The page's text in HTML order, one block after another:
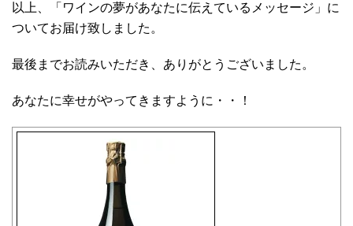
以上、「ワインの夢があなたに伝えているメッセージ」に
ついてお届け致しました。
最後までお読みいただき、ありがとうございました。
あなたに幸せがやってきますように・・！